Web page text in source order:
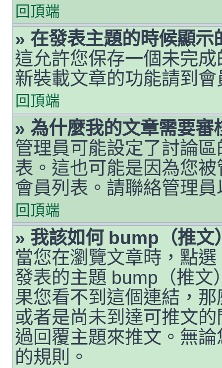
回頂端
» 在發表主題的時候顯
這允許您保存一個未完
新裝載文章的功能請到
回頂端
» 為什麼我的文章需要審
管理員可能設定了討論
表。這也可能是因為您
會員列表。請聯絡管理
回頂端
» 我該如何 bump（推文
當您在瀏覽文章時，點
發表的主題 bump（推文
果您看不到這個連結，
或者是尚未到達可推文
過回覆主題來推文。無
的規則。